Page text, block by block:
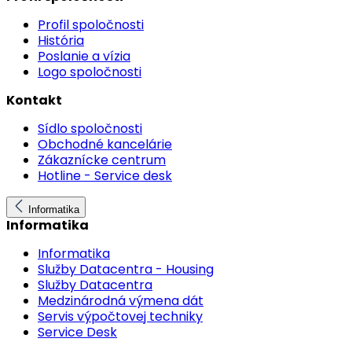
Profil spoločnosti
História
Poslanie a vízia
Logo spoločnosti
Kontakt
Sídlo spoločnosti
Obchodné kancelárie
Zákaznícke centrum
Hotline - Service desk
Informatika
Informatika
Informatika
Služby Datacentra - Housing
Služby Datacentra
Medzinárodná výmena dát
Servis výpočtovej techniky
Service Desk